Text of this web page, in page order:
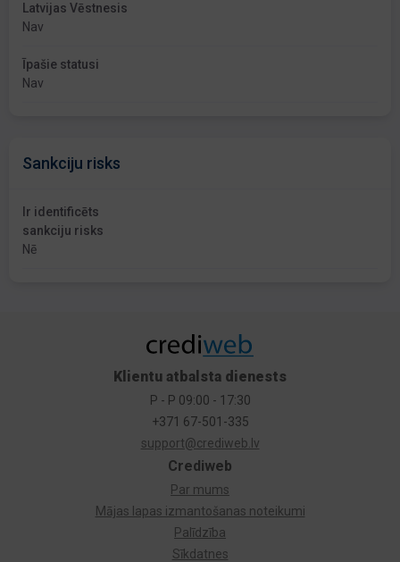
Latvijas Vēstnesis
Nav
Īpašie statusi
Nav
Sankciju risks
Ir identificēts
sankciju risks
Nē
Crediweb
Par mums
Mājas lapas izmantošanas noteikumi
Palīdzība
Sīkdatnes
Klientu atbalsta dienests
P - P 09:00 - 17:30
+371 67-501-335
support@crediweb.lv